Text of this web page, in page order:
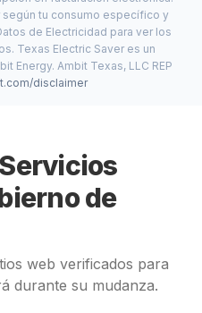
según tu consumo específico y
de Electricidad para ver los
Texas Electric Saver es un
Energy. Ambit Texas, LLC REP
disclaimer
de
web verificados para
durante su mudanza.